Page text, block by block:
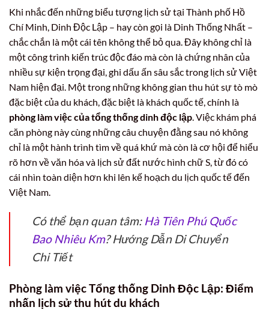
Khi nhắc đến những biểu tượng lịch sử tại Thành phố Hồ
Chí Minh, Dinh Độc Lập – hay còn gọi là Dinh Thống Nhất –
chắc chắn là một cái tên không thể bỏ qua. Đây không chỉ là
một công trình kiến trúc độc đáo mà còn là chứng nhân của
nhiều sự kiện trọng đại, ghi dấu ấn sâu sắc trong lịch sử Việt
Nam hiện đại. Một trong những không gian thu hút sự tò mò
đặc biệt của du khách, đặc biệt là khách quốc tế, chính là
phòng làm việc của tổng thống dinh độc lập. Việc khám phá
căn phòng này cùng những câu chuyện đằng sau nó không
chỉ là một hành trình tìm về quá khứ mà còn là cơ hội để hiểu
rõ hơn về văn hóa và lịch sử đất nước hình chữ S, từ đó có
cái nhìn toàn diện hơn khi lên kế hoạch du lịch quốc tế đến
Việt Nam.
Có thể bạn quan tâm: Hà Tiên Phú Quốc
Bao Nhiêu Km? Hướng Dẫn Di Chuyển
Chi Tiết
Phòng làm việc Tổng thống Dinh Độc Lập: Điểm
nhấn lịch sử thu hút du khách